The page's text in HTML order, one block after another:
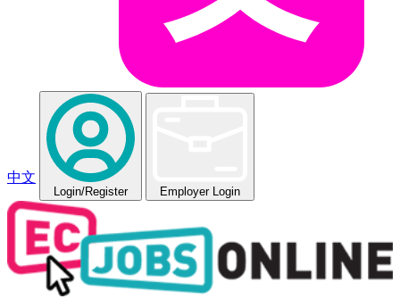
中文
Login/Register Employer Login